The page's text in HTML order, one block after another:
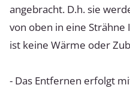
angebracht. D.h. sie
von oben in eine Strähne
ist keine Wärme oder
- Das Entfernen erfolgt